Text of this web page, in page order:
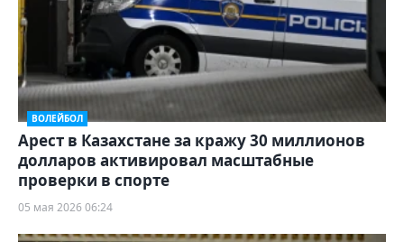
ВОЛЕЙБОЛ
Арест в Казахстане за кражу 30 миллионов
долларов активировал масштабные
проверки в спорте
05 мая 2026 06:24